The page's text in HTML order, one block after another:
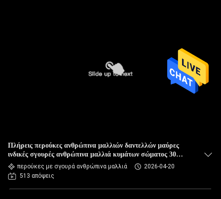
Πλήρεις περούκες ανθρώπινα μαλλιών δαντελλών μαύρες
ινδικές σγουρές ανθρώπινα μαλλιά κυμάτων σώματος 30
ίντσαςπερούκες με σγουρά ανθρώπινα μαλλιά
2026-04-20
513 απόψεις